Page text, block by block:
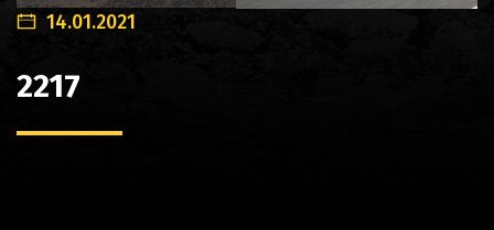
14.01.2021
2217